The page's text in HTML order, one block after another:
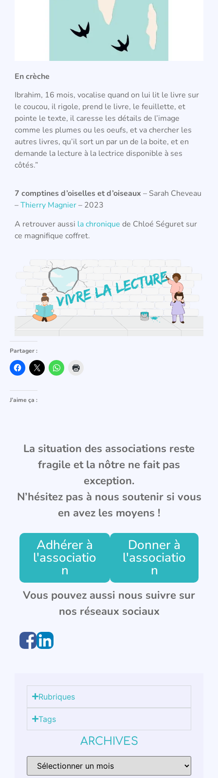
En crèche
Ibrahim, 16 mois, vocalise quand on lui lit le livre sur
le coucou, il rigole, prend le livre, le feuillette, et
pointe le texte, il caresse les détails de l’image
comme les plumes ou les oeufs, et va chercher les
autres livres, qu’il sort un par un de la boite, et en
demande la lecture à la lectrice disponible à ses
côtés.”
7 comptines d’oiselles et d’oiseaux – Sarah Cheveau
–Thierry Magnier– 2023
A retrouver aussi la chronique de Chloé Séguret sur
ce magnifique coffret.
Partager :
J’aime ça :
La situation des associations reste
fragile et la nôtre ne fait pas
exception.
N’hésitez pas à nous soutenir si vous
en avez les moyens !
Adhérer à
l'associatio
n
Donner à
l'associatio
n
Vous pouvez aussi nous suivre sur
nos réseaux sociaux
Rubriques
Tags
ARCHIVES